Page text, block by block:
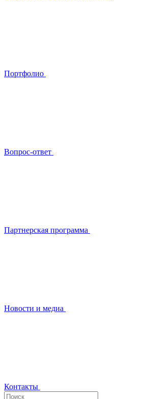
Портфолио
Вопрос-ответ
Партнерская программа
Новости и медиа
Контакты